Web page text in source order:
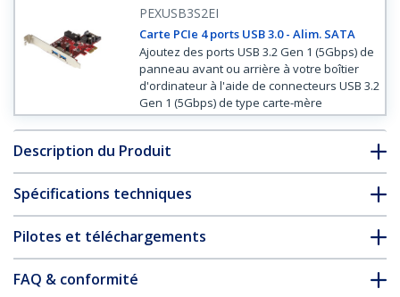
PEXUSB3S2EI
Carte PCIe 4 ports USB 3.0 - Alim. SATA
Ajoutez des ports USB 3.2 Gen 1 (5Gbps) de
panneau avant ou arrière à votre boîtier
d'ordinateur à l'aide de connecteurs USB 3.2
Gen 1 (5Gbps) de type carte-mère
Description du Produit
Spécifications techniques
Pilotes et téléchargements
FAQ & conformité